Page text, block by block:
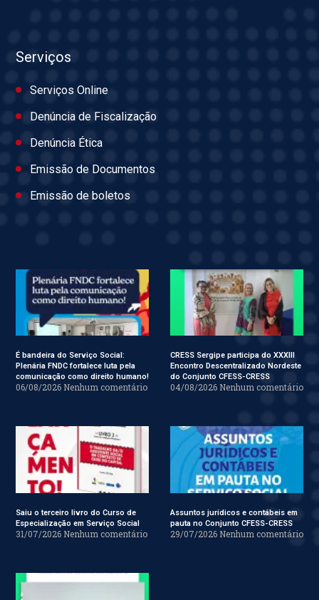
Serviços
Serviços Online
Denúncia de Fiscalização
Denúncia Ética
Emissão de Documentos
Emissão de boletos
É bandeira do Serviço Social:
Plenária FNDC fortalece luta pela
comunicação como direito humano!
06/08/2026 Nenhum comentário
CRESS Sergipe participa do XXXIII
Encontro Descentralizado Nordeste
do Conjunto CFESS-CRESS
04/08/2026 Nenhum comentário
Saiu o terceiro livro do Curso de
Especialização em Serviço Social
31/07/2026 Nenhum comentário
Assuntos jurídicos e contábeis em
pauta no Conjunto CFESS-CRESS
29/07/2026 Nenhum comentário